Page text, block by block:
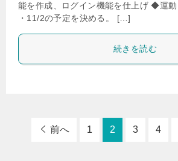
能を作成、ログイン機能を仕上げ ◆運
・11/2の予定を決める。 […]
続きを読む
前へ 1 2 3 4